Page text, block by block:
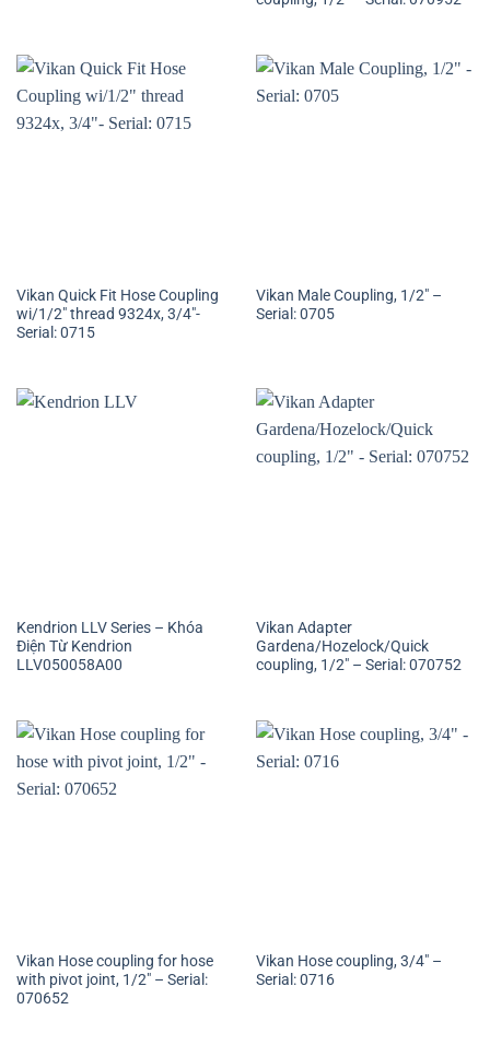
Vikan Quick Fit Hose Coupling
wi/1/2″ thread 9324x, 3/4″-
Serial: 0715
Vikan Male Coupling, 1/2″ –
Serial: 0705
Kendrion LLV Series – Khóa
Điện Từ Kendrion
LLV050058A00
Vikan Adapter
Gardena/Hozelock/Quick
coupling, 1/2″ – Serial: 070752
Vikan Hose coupling for hose
with pivot joint, 1/2″ – Serial:
070652
Vikan Hose coupling, 3/4″ –
Serial: 0716